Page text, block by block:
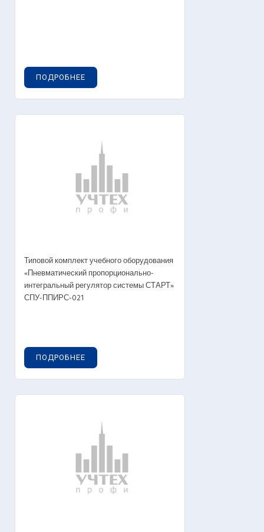
ПОДРОБНЕЕ
Типовой комплект учебного оборудования
«Пневматический пропорционально-
интегральный регулятор системы СТАРТ»
СПУ-ППИРС-021
ПОДРОБНЕЕ